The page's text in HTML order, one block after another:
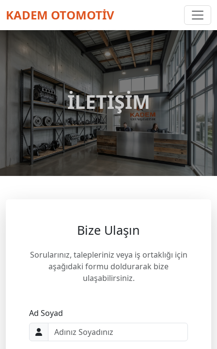
KADEM OTOMOTİV
İLETIŞIM
Bize Ulaşın
Sorularınız, talepleriniz veya iş ortaklığı için
aşağıdaki formu doldurarak bize
ulaşabilirsiniz.
Ad Soyad